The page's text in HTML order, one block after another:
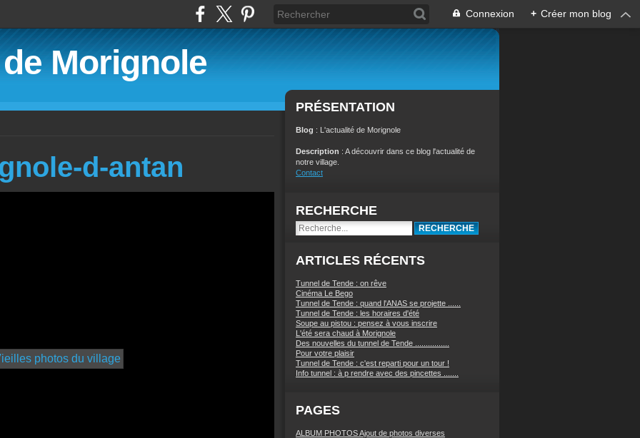
Connexion + Créer mon blog
Morignole
d-antan
PRÉSENTATION
Blog : L'actualité de Morignole
Description : A découvrir dans ce blog l'actualité de
notre village.
Contact
RECHERCHE
ARTICLES RÉCENTS
Tunnel de Tende : on rêve
Cinéma Le Bego
Tunnel de Tende : quand l'ANAS se projette ......
Tunnel de Tende : les horaires d'été
Soupe au pistou : pensez à vous inscrire
L'été sera chaud à Morignole
Des nouvelles du tunnel de Tende ................
Pour votre plaisir
Tunnel de Tende : c'est reparti pour un tour !
Info tunnel : à p rendre avec des pincettes .......
PAGES
ALBUM PHOTOS Ajout de photos diverses